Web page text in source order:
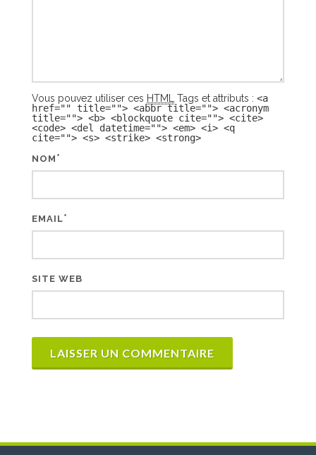
Vous pouvez utiliser ces HTML Tags et attributs : <a
href="" title=""> <abbr title=""> <acronym
title=""> <b> <blockquote cite=""> <cite>
<code> <del datetime=""> <em> <i> <q
cite=""> <s> <strike> <strong>
NOM *
EMAIL*
SITE WEB